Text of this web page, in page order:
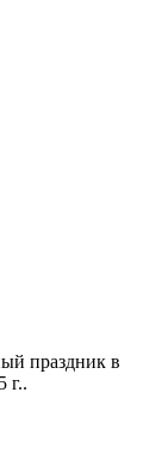
праздник в
г..